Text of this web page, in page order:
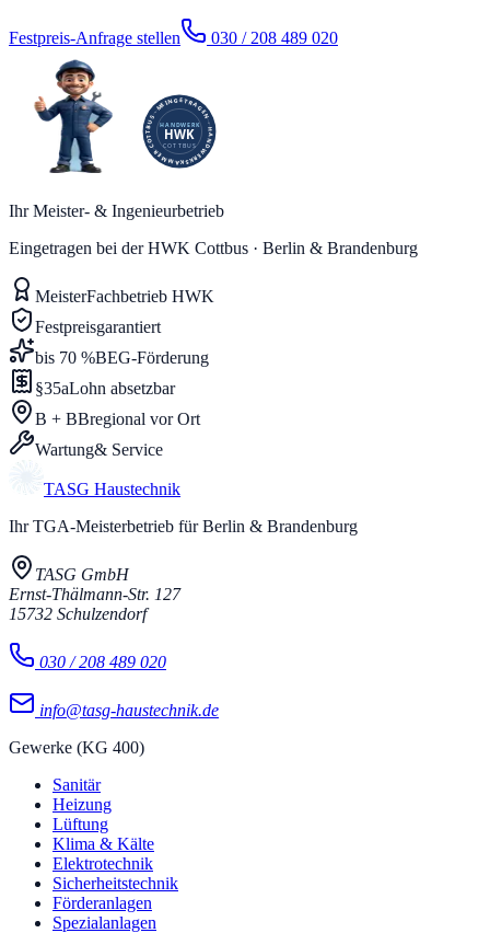
Festpreis-Anfrage stellen 030 / 208 489 020
Ihr Meister- & Ingenieurbetrieb
Eingetragen bei der HWK Cottbus · Berlin & Brandenburg
MeisterFachbetrieb HWK
Festpreisgarantiert
bis 70 %BEG-Förderung
§35aLohn absetzbar
B + BBregional vor Ort
Wartung& Service
TASG Haustechnik
Ihr TGA-Meisterbetrieb für Berlin & Brandenburg
TASG GmbH
Ernst-Thälmann-Str. 127
15732 Schulzendorf
030 / 208 489 020
info@tasg-haustechnik.de
Gewerke (KG 400)
Sanitär
Heizung
Lüftung
Klima & Kälte
Elektrotechnik
Sicherheitstechnik
Förderanlagen
Spezialanlagen